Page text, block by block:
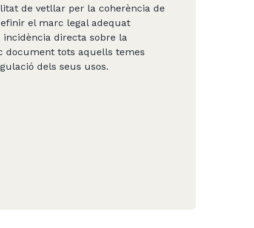
de vetllar per la coherència de
el marc legal adequat
directa sobre la
document tots aquells temes
dels seus usos.